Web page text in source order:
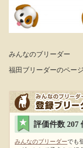
みんなのブリーダー
福田ブリーダーのページ